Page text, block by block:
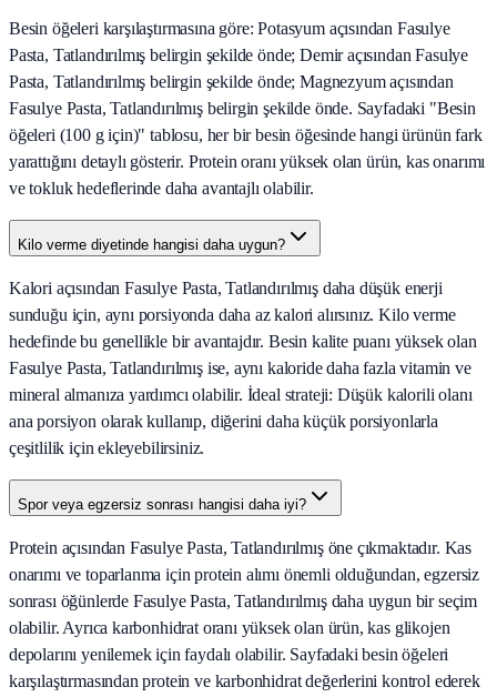
Besin öğeleri karşılaştırmasına göre: Potasyum açısından Fasulye
Pasta, Tatlandırılmış belirgin şekilde önde; Demir açısından Fasulye
Pasta, Tatlandırılmış belirgin şekilde önde; Magnezyum açısından
Fasulye Pasta, Tatlandırılmış belirgin şekilde önde. Sayfadaki "Besin
öğeleri (100 g için)" tablosu, her bir besin öğesinde hangi ürünün fark
yarattığını detaylı gösterir. Protein oranı yüksek olan ürün, kas onarımı
ve tokluk hedeflerinde daha avantajlı olabilir.
Kilo verme diyetinde hangisi daha uygun?
Kalori açısından Fasulye Pasta, Tatlandırılmış daha düşük enerji
sunduğu için, aynı porsiyonda daha az kalori alırsınız. Kilo verme
hedefinde bu genellikle bir avantajdır. Besin kalite puanı yüksek olan
Fasulye Pasta, Tatlandırılmış ise, aynı kaloride daha fazla vitamin ve
mineral almanıza yardımcı olabilir. İdeal strateji: Düşük kalorili olanı
ana porsiyon olarak kullanıp, diğerini daha küçük porsiyonlarla
çeşitlilik için ekleyebilirsiniz.
Spor veya egzersiz sonrası hangisi daha iyi?
Protein açısından Fasulye Pasta, Tatlandırılmış öne çıkmaktadır. Kas
onarımı ve toparlanma için protein alımı önemli olduğundan, egzersiz
sonrası öğünlerde Fasulye Pasta, Tatlandırılmış daha uygun bir seçim
olabilir. Ayrıca karbonhidrat oranı yüksek olan ürün, kas glikojen
depolarını yenilemek için faydalı olabilir. Sayfadaki besin öğeleri
karşılaştırmasından protein ve karbonhidrat değerlerini kontrol ederek